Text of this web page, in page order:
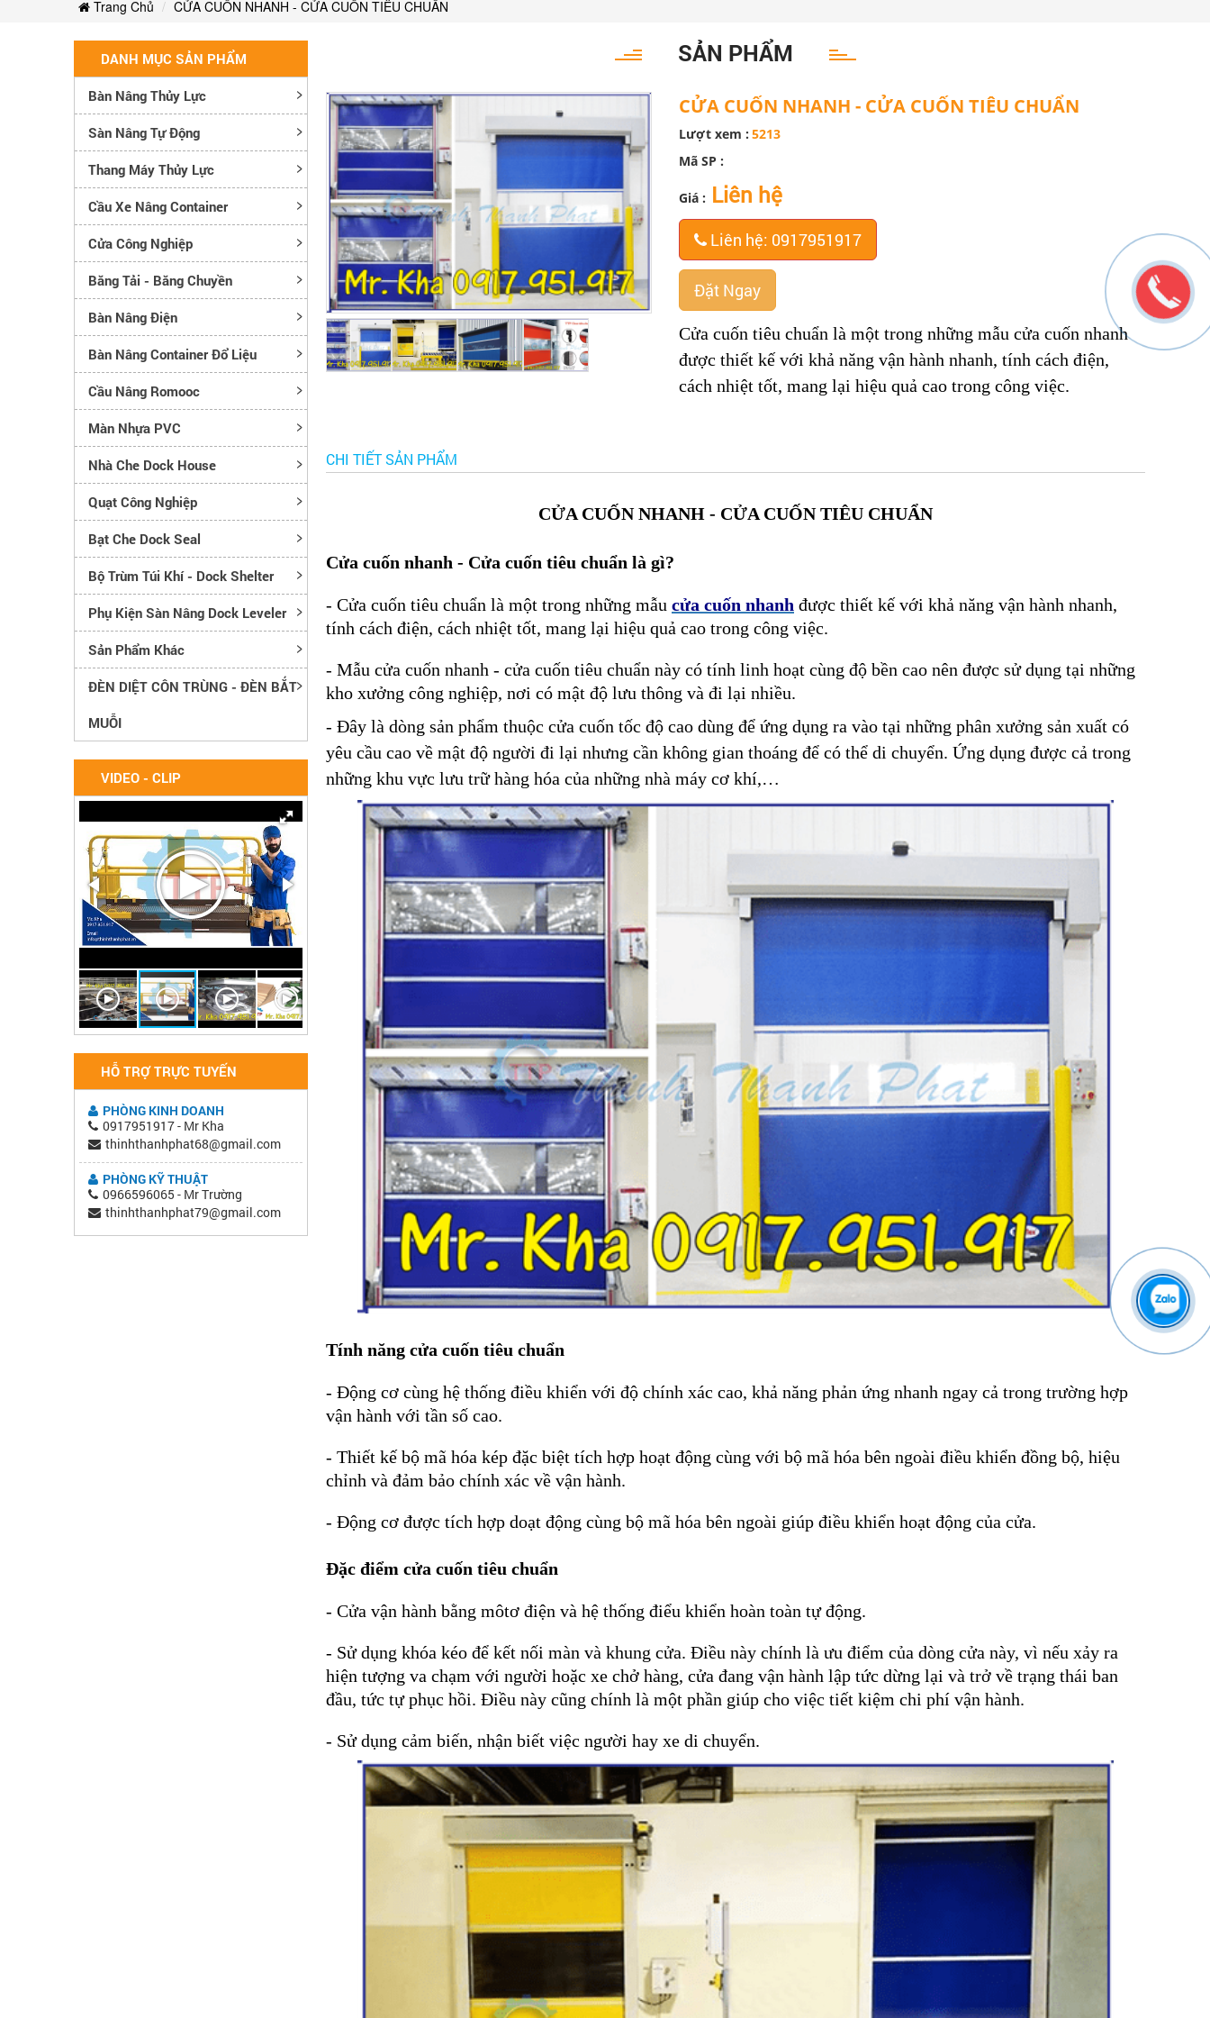
Trang Chủ CỬA CUỐN NHANH - CỬA CUỐN TIÊU CHUẨN
DANH MỤC SẢN PHẨM
Bàn Nâng Thủy Lực
Sàn Nâng Tự Động
Thang Máy Thủy Lực
Cầu Xe Nâng Container
Cửa Công Nghiệp
Băng Tải - Băng Chuyền
Bàn Nâng Điện
Bàn Nâng Container Đổ Liệu
Cầu Nâng Romooc
Màn Nhựa PVC
Nhà Che Dock House
Quạt Công Nghiệp
Bạt Che Dock Seal
Bộ Trùm Túi Khí - Dock Shelter
Phụ Kiện Sàn Nâng Dock Leveler
Sản Phẩm Khác
ĐÈN DIỆT CÔN TRÙNG - ĐÈN BẮT
MUỖI
VIDEO - CLIP
HỖ TRỢ TRỰC TUYẾN
PHÒNG KINH DOANH
0917951917 - Mr Kha
thinhthanhphat68@gmail.com
PHÒNG KỸ THUẬT
0966596065 - Mr Trường
thinhthanhphat79@gmail.com
SẢN PHẨM
CỬA CUỐN NHANH - CỬA CUỐN TIÊU CHUẨN
Lượt xem : 5213
Mã SP :
Giá : Liên hệ
Liên hệ: 0917951917
Đặt Ngay
Cửa cuốn tiêu chuẩn là một trong những mẫu cửa cuốn nhanh
được thiết kế với khả năng vận hành nhanh, tính cách điện,
cách nhiệt tốt, mang lại hiệu quả cao trong công việc.
CHI TIẾT SẢN PHẨM
CỬA CUỐN NHANH - CỬA CUỐN TIÊU CHUẨN
Cửa cuốn nhanh - Cửa cuốn tiêu chuẩn là gì?
- Cửa cuốn tiêu chuẩn là một trong những mẫu cửa cuốn nhanh được thiết kế với khả năng vận hành nhanh,
tính cách điện, cách nhiệt tốt, mang lại hiệu quả cao trong công việc.
- Mẫu cửa cuốn nhanh - cửa cuốn tiêu chuẩn này có tính linh hoạt cùng độ bền cao nên được sử dụng tại những
kho xưởng công nghiệp, nơi có mật độ lưu thông và đi lại nhiều.
- Đây là dòng sản phẩm thuộc cửa cuốn tốc độ cao dùng để ứng dụng ra vào tại những phân xưởng sản xuất có
yêu cầu cao về mật độ người đi lại nhưng cần không gian thoáng để có thể di chuyển. Ứng dụng được cả trong
những khu vực lưu trữ hàng hóa của những nhà máy cơ khí,…
Tính năng cửa cuốn tiêu chuẩn
- Động cơ cùng hệ thống điều khiển với độ chính xác cao, khả năng phản ứng nhanh ngay cả trong trường hợp
vận hành với tần số cao.
- Thiết kế bộ mã hóa kép đặc biệt tích hợp hoạt động cùng với bộ mã hóa bên ngoài điều khiển đồng bộ, hiệu
chỉnh và đảm bảo chính xác về vận hành.
- Động cơ được tích hợp doạt động cùng bộ mã hóa bên ngoài giúp điều khiển hoạt động của cửa.
Đặc điểm cửa cuốn tiêu chuẩn
- Cửa vận hành bằng môtơ điện và hệ thống điểu khiển hoàn toàn tự động.
- Sử dụng khóa kéo để kết nối màn và khung cửa. Điều này chính là ưu điểm của dòng cửa này, vì nếu xảy ra
hiện tượng va chạm với người hoặc xe chở hàng, cửa đang vận hành lập tức dừng lại và trở về trạng thái ban
đầu, tức tự phục hồi. Điều này cũng chính là một phần giúp cho việc tiết kiệm chi phí vận hành.
- Sử dụng cảm biến, nhận biết việc người hay xe di chuyển.